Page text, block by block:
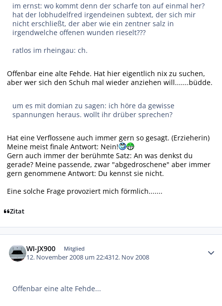
im ernst: wo kommt denn der scharfe ton auf einmal her?
hat der lobhudelfred irgendeinen subtext, der sich mir
nicht erschließt, der aber wie ein zentner salz in
irgendwelche offenen wunden rieselt???
ratlos im rheingau: ch.
Offenbar eine alte Fehde. Hat hier eigentlich nix zu suchen,
aber wer sich den Schuh mal wieder anziehen will.......büdde.
um es mit domian zu sagen: ich höre da gewisse
spannungen heraus. wollt ihr drüber sprechen?
Hat eine Verflossene auch immer gern so gesagt. (Erzieherin)
Meine meist finale Antwort: Nein!
Gern auch immer der berühmte Satz: An was denkst du
gerade? Meine passende, zwar "abgedroschene" aber immer
gern genommene Antwort: Du kennst sie nicht.
Eine solche Frage provoziert mich förmlich.......
Zitat
WI-JX900 Mitglied
12. November 2008 um 22:4312. Nov 2008
Offenbar eine alte Fehde...